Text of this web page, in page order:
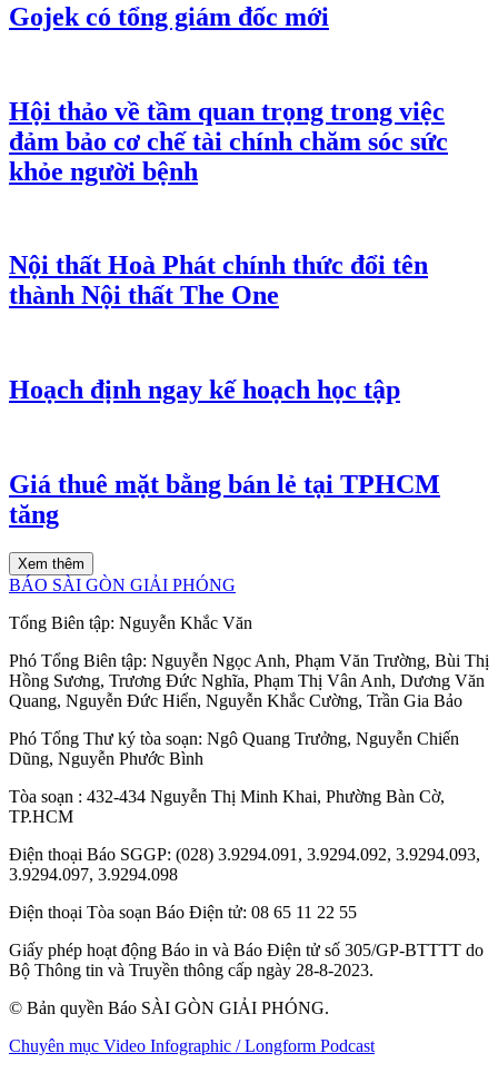
Gojek có tổng giám đốc mới
Hội thảo về tầm quan trọng trong việc
đảm bảo cơ chế tài chính chăm sóc sức
khỏe người bệnh
Nội thất Hoà Phát chính thức đổi tên
thành Nội thất The One
Hoạch định ngay kế hoạch học tập
Giá thuê mặt bằng bán lẻ tại TPHCM
tăng
Xem thêm
BÁO SÀI GÒN GIẢI PHÓNG
Tổng Biên tập: Nguyễn Khắc Văn
Phó Tổng Biên tập: Nguyễn Ngọc Anh, Phạm Văn Trường, Bùi Thị
Hồng Sương, Trương Đức Nghĩa, Phạm Thị Vân Anh, Dương Văn
Quang, Nguyễn Đức Hiển, Nguyễn Khắc Cường, Trần Gia Bảo
Phó Tổng Thư ký tòa soạn: Ngô Quang Trưởng, Nguyễn Chiến
Dũng, Nguyễn Phước Bình
Tòa soạn : 432-434 Nguyễn Thị Minh Khai, Phường Bàn Cờ,
TP.HCM
Điện thoại Báo SGGP: (028) 3.9294.091, 3.9294.092, 3.9294.093,
3.9294.097, 3.9294.098
Điện thoại Tòa soạn Báo Điện tử: 08 65 11 22 55
Giấy phép hoạt động Báo in và Báo Điện tử số 305/GP-BTTTT do
Bộ Thông tin và Truyền thông cấp ngày 28-8-2023.
© Bản quyền Báo SÀI GÒN GIẢI PHÓNG.
Chuyên mục Video Infographic / Longform Podcast